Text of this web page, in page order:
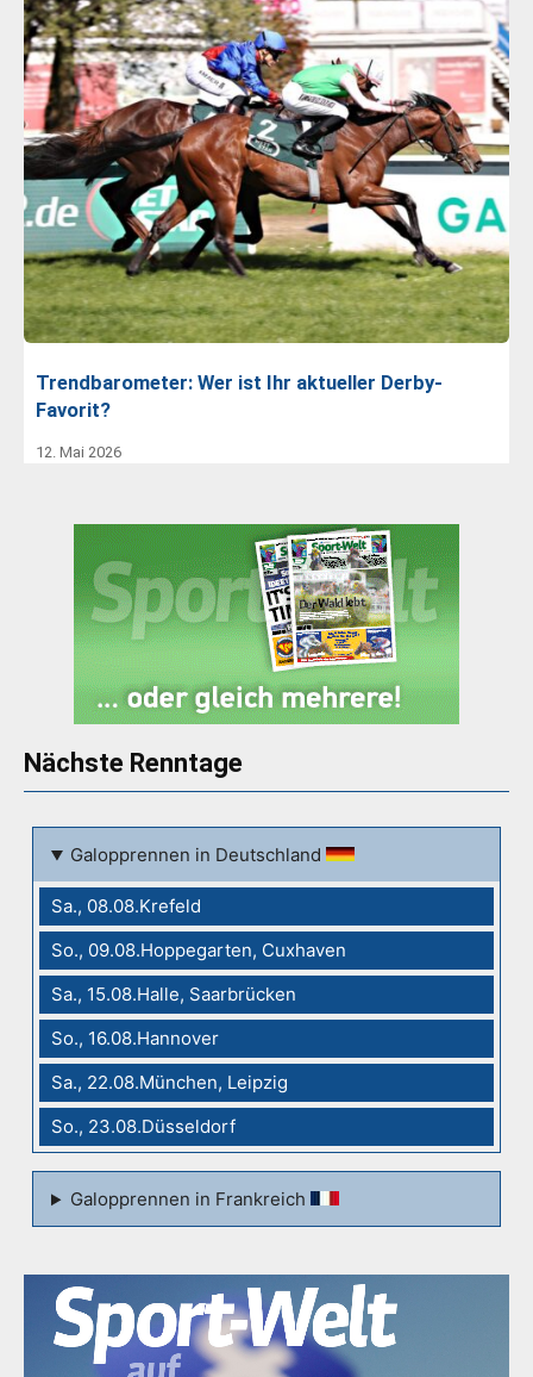
Trendbarometer: Wer ist Ihr aktueller Derby-
Favorit?
12. Mai 2026
Nächste Renntage
Galopprennen in Deutschland
Sa., 08.08.Krefeld
So., 09.08.Hoppegarten, Cuxhaven
Sa., 15.08.Halle, Saarbrücken
So., 16.08.Hannover
Sa., 22.08.München, Leipzig
So., 23.08.Düsseldorf
Galopprennen in Frankreich